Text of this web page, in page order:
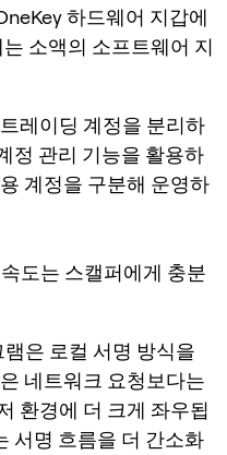
하드웨어 지갑에
소액의 소프트웨어 지
레이딩 계정을 분리하
정 관리 기능을 활용하
계정을 구분해 운영하
도는 스캘퍼에게 충분
은 로컬 서명 방식을
네트워크 요청보다는
환경에 더 크게 좌우됩
서명 흐름을 더 간소화